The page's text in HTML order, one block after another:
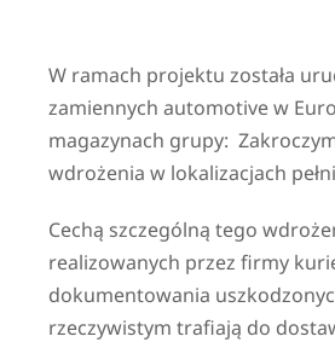
W ramach projektu została
zamiennych automotive w
magazynach grupy:
wdrożenia w lokalizacjach
Cechą szczególną tego
realizowanych przez firmy
dokumentowania
rzeczywistym trafiają do